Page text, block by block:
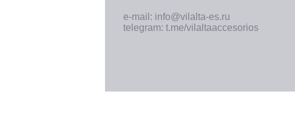
e-mail: info@vilalta-es.ru
telegram: t.me/vilaltaaccesorios